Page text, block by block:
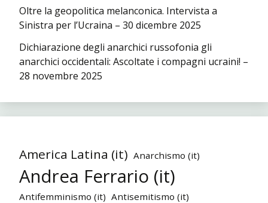
Oltre la geopolitica melanconica. Intervista a
Sinistra per l’Ucraina – 30 dicembre 2025
Dichiarazione degli anarchici russofonia gli
anarchici occidentali: Ascoltate i compagni ucraini! –
28 novembre 2025
America Latina (it) Anarchismo (it)
Andrea Ferrario (it)
Antifemminismo (it) Antisemitismo (it)